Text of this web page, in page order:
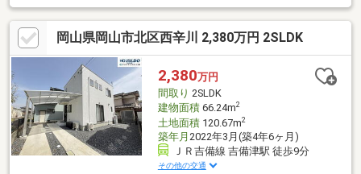
で、洗濯物や食器洗浄では汚れが落ちやすい♪ * *☆* *☆*
*☆* *☆* *☆* *当社は不動産の購入からリノベーションまで
ワンストップでサポートいたします。高い技術力とデザイン力で
失敗しないリフォームを実現。中古物件をリノベ・リフォームで
蘇らせます。物件購入費用とリノベ工事費用を一緒にローンで組
む提案も可能です。お気軽にご相談ください。* *☆* *☆*
*☆* *☆* *☆* *
岡山県岡山市北区西辛川 2,380万円 2SLDK
2,380万円
間取り 2SLDK
建物面積66.24m2
土地面積120.67m2
築年月 2022年3月(築4年6ヶ月)
ＪＲ吉備線 吉備津駅 徒歩9分
その他の交通